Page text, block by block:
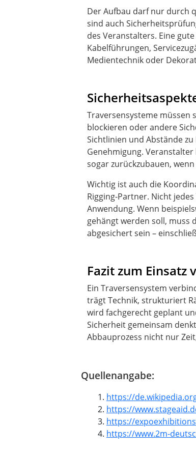
Der Aufbau darf nur durch
sind auch
des Veranstalters. Eine
Kabelführungen,
Medientechnik oder
Traversensysteme müssen
blockieren oder andere
Sichtlinien und Abstände
Genehmigung.
sogar zurückzubauen,
Wichtig ist auch die
Rigging-Partner. Nicht
Anwendung. Wenn
gehängt werden soll, muss
abgesichert sein –
Fazit zum Einsatz
Ein Traversensystem
trägt Technik, strukturiert
wird fachgerecht geplant
Sicherheit gemeinsam
Abbauprozess nicht nur
Quellenangabe:
https://
https://
https://
https://www.2m-